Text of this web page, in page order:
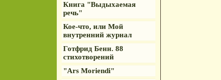
Книга "Выдыхаемая
речь"
Кое-что, или Мой
внутренний журнал
Готфрид Бенн. 88
стихотворений
"Ars Moriendi"